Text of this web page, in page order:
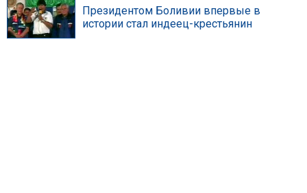
Президентом Боливии впервые в
истории стал индеец-крестьянин